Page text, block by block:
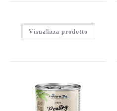
Visualizza prodotto